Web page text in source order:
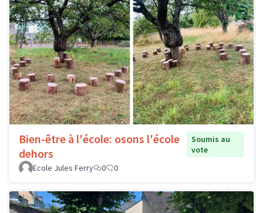
Bien-être à l'école: osons l'école
dehors
Soumis au
vote
Ecole Jules Ferry
0 0